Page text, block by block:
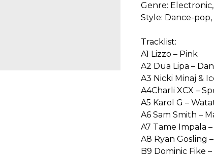
Genre:
Style: Dance-
Tracklist:
A1 Lizzo – Pink
A2 Dua Lipa –
A3 Nicki Minaj &
A4Charli XCX –
A5 Karol G –
A6 Sam Smith –
A7 Tame Impala
A8 Ryan Gosling
B9 Dominic Fike